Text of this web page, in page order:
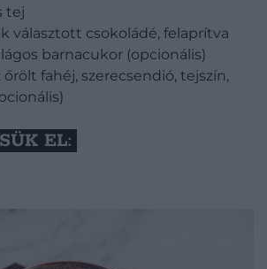
tej
választott csokoládé, felaprítva
barnacukor (opcionális)
őrölt fahéj, szerecsendió, tejszín,
EL: